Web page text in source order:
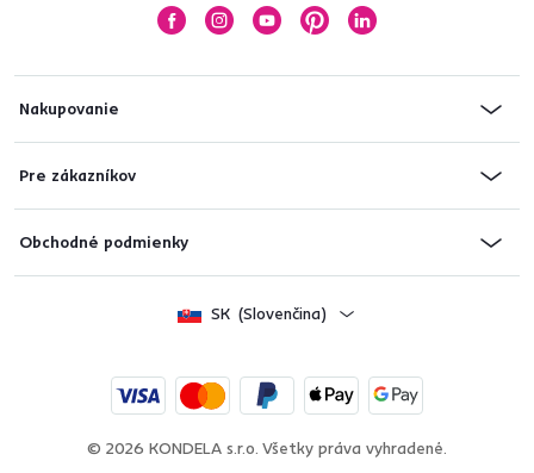
Nakupovanie
Pre zákazníkov
Obchodné podmienky
SK (Slovenčina)
© 2026 KONDELA s.r.o. Všetky práva vyhradené.